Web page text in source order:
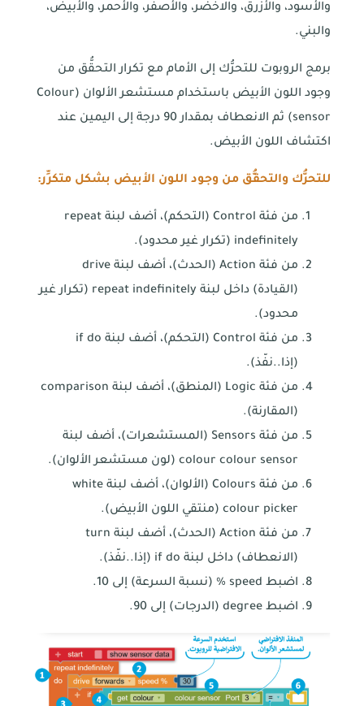
والأسود، والأزرق، والاخضر، والأصفر، والأحمر، والأبيض،
والبني.
برمج الروبوت للتحرُّك إلى الأمام مع تكرار التحقُّق من
وجود اللون الأبيض باستخدام مستشعر الألوان (Colour
sensor) ثم الانعطاف بمقدار 90 درجة إلى اليمين عند
اكتشاف اللون الأبيض.
للتحرُّك والتحقُّق من وجود اللون الأبيض بشكل متكرِّر:
من فئة Control (التحكم)، أضف لبنة repeat
indefinitely (تكرار غير محدود).
من فئة Action (الحدث)، أضف لبنة drive
(القيادة) داخل لبنة repeat indefinitely (تكرار غير
محدود).
من فئة Control (التحكم)، أضف لبنة if do
(إذا..نفّذ).
من فئة Logic (المنطق)، أضف لبنة comparison
(المقارنة).
من فئة Sensors (المستشعرات)، أضف لبنة
colour colour sensor (لون مستشعر الألوان).
من فئة Colours (الألوان)، أضف لبنة white
colour picker (منتقي اللون الأبيض).
من فئة Action (الحدث)، أضف لبنة turn
(الانعطاف) داخل لبنة if do (إذا..نفّذ).
اضبط speed % (نسبة السرعة) إلى 10.
اضبط degree (الدرجات) إلى 90.